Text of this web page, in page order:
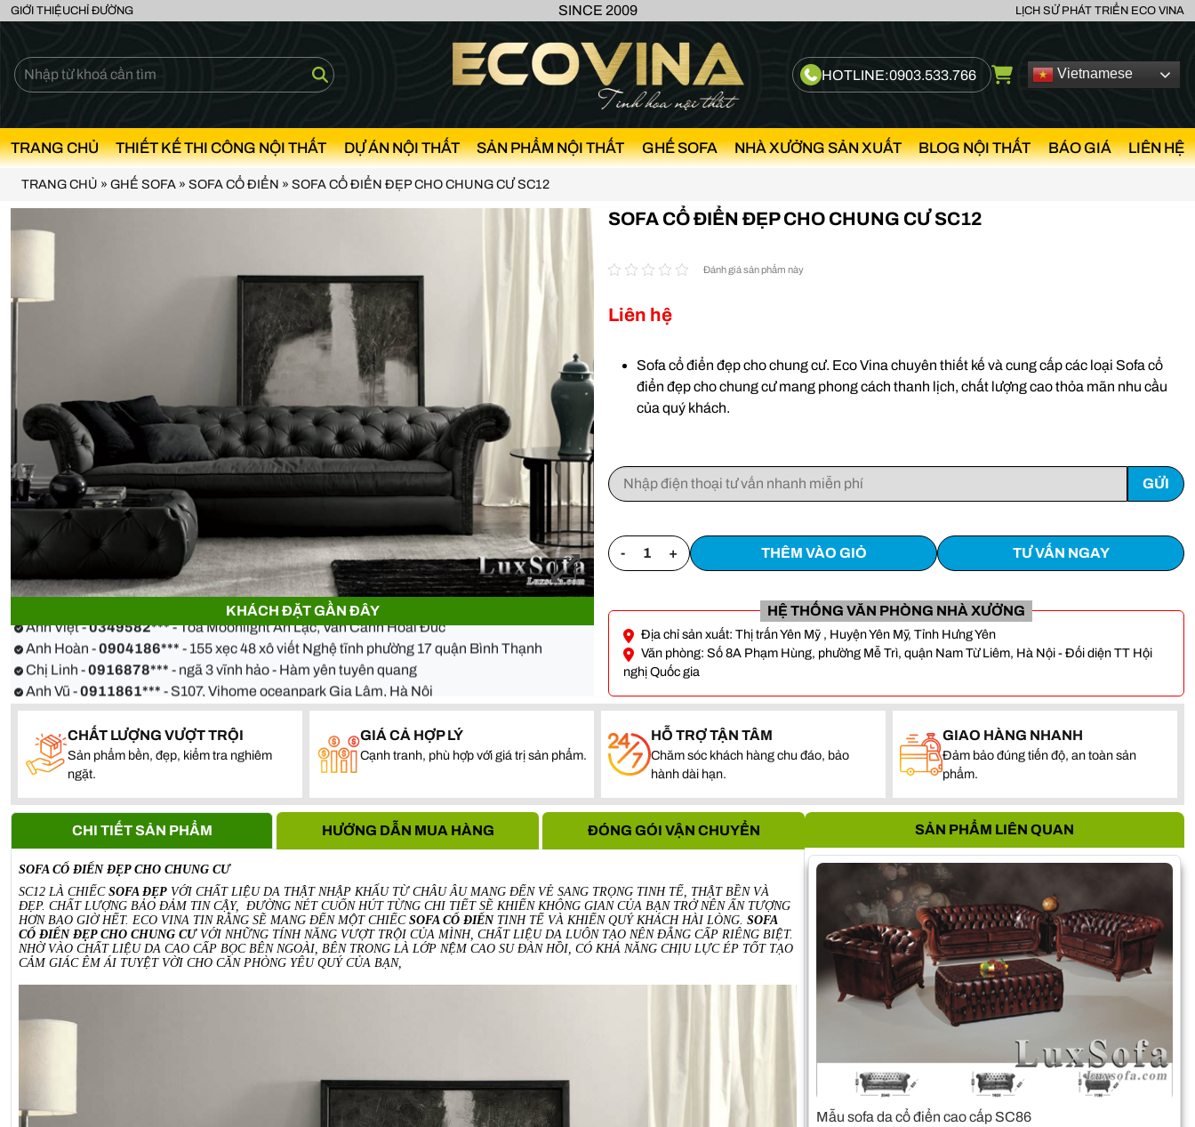
GIỚI THIỆUCHỈ ĐƯỜNG SINCE 2009 LỊCH SỬ PHÁT TRIỂN ECO VINA
HOTLINE:0903.533.766 Vietnamese
TRANG CHỦ THIẾT KẾ THI CÔNG NỘI THẤT DỰ ÁN NỘI THẤT SẢN PHẨM NỘI THẤT GHẾ SOFA NHÀ XƯỞNG SẢN XUẤT BLOG NỘI THẤT BÁO GIÁ LIÊN HỆ
TRANG CHỦ » GHẾ SOFA » SOFA CỔ ĐIỂN » SOFA CỔ ĐIỂN ĐẸP CHO CHUNG CƯ SC12
KHÁCH ĐẶT GẦN ĐÂY
0929090***- 23 Mẹ Thứ - Hòa Xuân - Cẩm Lệ - Đà Nẵng
Chị Hoa -0988068***- 56 Nguyễn Khang, Cầu Giấy
- Toà Moonlight An Lạc, Vân Canh Hoài Đức
Anh Hoàn -0904186*** - 155 xẹc 48 xô viết Nghệ tĩnh phường 17 quận Bình Thạnh
Chị Linh - 0916878***
- ngã 3 vĩnh hảo - Hàm yên tuyên quang
Anh Vũ - 0911861***- S107, Vihome oceanpark Gia Lâm, Hà Nội
Anh Thiện -0929090***- 23 Mẹ Thứ - Hòa Xuân - Cẩm Lệ - Đà Nẵng
Anh Việt -0349582***- Toà Moonlight An Lạc, Vân Canh Hoài Đức
Anh Hoàn -0904186*** - 155 xẹc 48 xô viết Nghệ tĩnh phường 17 quận Bình Thạnh
Chị Linh -0916878***
Anh Vũ -0911861***- S107, Vihome oceanpark Gia Lâm, Hà Nội
SOFA CỔ ĐIỂN ĐẸP CHO CHUNG CƯ SC12
Đánh giá sản phẩm này
Liên hệ
Sofa cổ điển đẹp cho chung cư. Eco Vina chuyên thiết kế và cung cấp các loại Sofa cổ
điển đẹp cho chung cư mang phong cách thanh lịch, chất lượng cao thỏa mãn nhu cầu
của quý khách.
- + THÊM VÀO GIỎ TƯ VẤN NGAY
HỆ THỐNG VĂN PHÒNG NHÀ XƯỞNG
Địa chỉ sản xuất: Thị trấn Yên Mỹ , Huyện Yên Mỹ, Tỉnh Hưng Yên
Văn phòng: Số 8A Phạm Hùng, phường Mễ Trì, quận Nam Từ Liêm, Hà Nội - Đối diện TT Hội
nghị Quốc gia
CHẤT LƯỢNG VƯỢT TRỘI
Sản phẩm bền, đẹp, kiểm tra nghiêm
ngặt.
GIÁ CẢ HỢP LÝ
Cạnh tranh, phù hợp với giá trị sản phẩm.
HỖ TRỢ TẬN TÂM
Chăm sóc khách hàng chu đáo, bảo
hành dài hạn.
GIAO HÀNG NHANH
Đảm bảo đúng tiến độ, an toàn sản
phẩm.
CHI TIẾT SẢN PHẨM HƯỚNG DẪN MUA HÀNG ĐÓNG GÓI VẬN CHUYỂN
SOFA CỔ ĐIỂN ĐẸP CHO CHUNG CƯ
SC12 LÀ CHIẾCSOFA ĐẸP VỚI CHẤT LIỆU DA THẬT NHẬP KHẨU TỪ CHÂU ÂU MANG ĐẾN VẺ SANG TRỌNG TINH TẾ, THẬT BỀN VÀ
ĐẸP. CHẤT LƯỢNG BẢO ĐẢM TIN CẬY, ĐƯỜNG NÉT CUỐN HÚT TỪNG CHI TIẾT SẼ KHIẾN KHÔNG GIAN CỦA BẠN TRỞ NÊN ẤN TƯỢNG
HƠN BAO GIỜ HẾT. ECO VINA TIN RẰNG SẼ MANG ĐẾN MỘT CHIẾC SOFA CỔ ĐIỂNTINH TẾ VÀ KHIẾN QUÝ KHÁCH HÀI LÒNG. SOFA
CỔ ĐIỂN ĐẸP CHO CHUNG CƯVỚI NHỮNG TÍNH NĂNG VƯỢT TRỘI CỦA MÌNH, CHẤT LIỆU DA LUÔN TẠO NÊN ĐẲNG CẤP RIÊNG BIỆT.
NHỜ VÀO CHẤT LIỆU DA CAO CẤP BỌC BÊN NGOÀI, BÊN TRONG LÀ LỚP NỆM CAO SU ĐÀN HỒI, CÓ KHẢ NĂNG CHỊU LỰC ÉP TỐT TẠO
CẢM GIÁC ÊM ÁI TUYỆT VỜI CHO CĂN PHÒNG YÊU QUÝ CỦA BẠN,
SẢN PHẨM LIÊN QUAN
Mẫu sofa da cổ điển cao cấp SC86